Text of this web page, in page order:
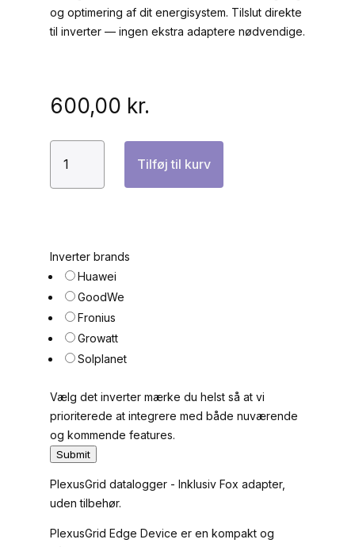
og optimering af dit energisystem. Tilslut direkte
til inverter — ingen ekstra adaptere nødvendige.
600,00 kr.
Edge-
enhed
EMS‑controller
til
solceller,
batteri
og
energioptimering+
Adapter
antal
Tilføj til kurv
I
n
v
e
r
a
n
d
Inverter brands
Huawei
GoodWe
Fronius
Growatt
Solplanet
Vælg det inverter mærke du helst så at vi
prioriterede at integrere med både nuværende
og kommende features.
Submit
PlexusGrid datalogger - Inklusiv Fox adapter,
uden tilbehør.
PlexusGrid Edge Device er en kompakt og